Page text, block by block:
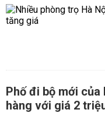
Phố đi bộ mới của
hàng với giá 2